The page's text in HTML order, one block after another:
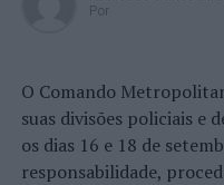
Por
O Comando
suas divisões policiais e
os dias 16 e 18 de
responsabilidade,